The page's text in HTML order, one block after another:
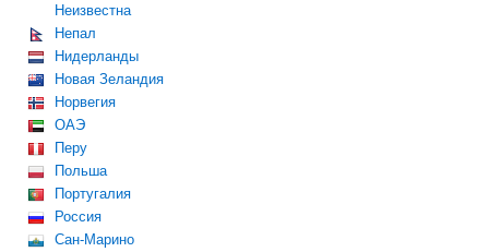
Неизвестна
Непал
Нидерланды
Новая Зеландия
Норвегия
ОАЭ
Перу
Польша
Португалия
Россия
Сан-Марино